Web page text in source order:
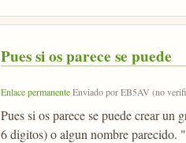
Pues si os parece se puede
Enlace permanenteEnviado porEB5AV (no
Pues si os parece se puede crear
6 digitos) o algun nombre